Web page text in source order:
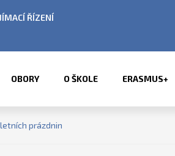
ÚŘEDNÍ HODINY
OBORY O ŠKOLE ERASMUS+
prázdnin